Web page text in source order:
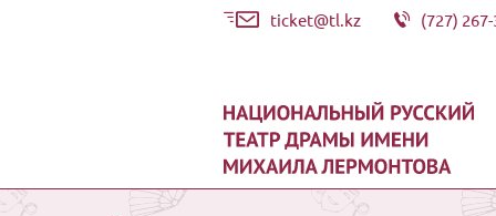
ticket@tl.kz (727)